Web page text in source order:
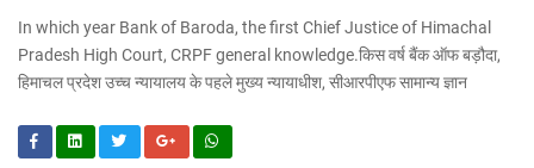
In which year Bank of Baroda, the first Chief Justice of Himachal
Pradesh High Court, CRPF general knowledge.किस वर्ष बैंक ऑफ बड़ौदा,
हिमाचल प्रदेश उच्च न्यायालय के पहले मुख्य न्यायाधीश, सीआरपीएफ सामान्य ज्ञान